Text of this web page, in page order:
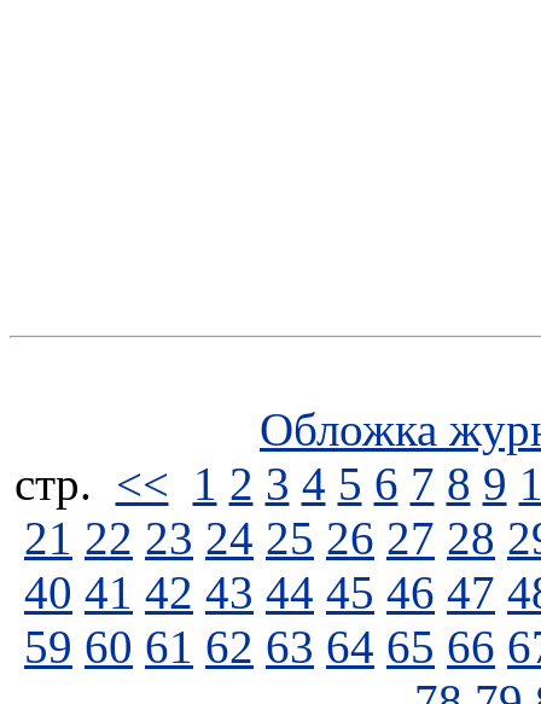
Обложка
стp. << 1 2 3 4 5 6 7 8 9
21 22 23 24 25 26 27 28
40 41 42 43 44 45 46 47
59 60 61 62 63 64 65 66